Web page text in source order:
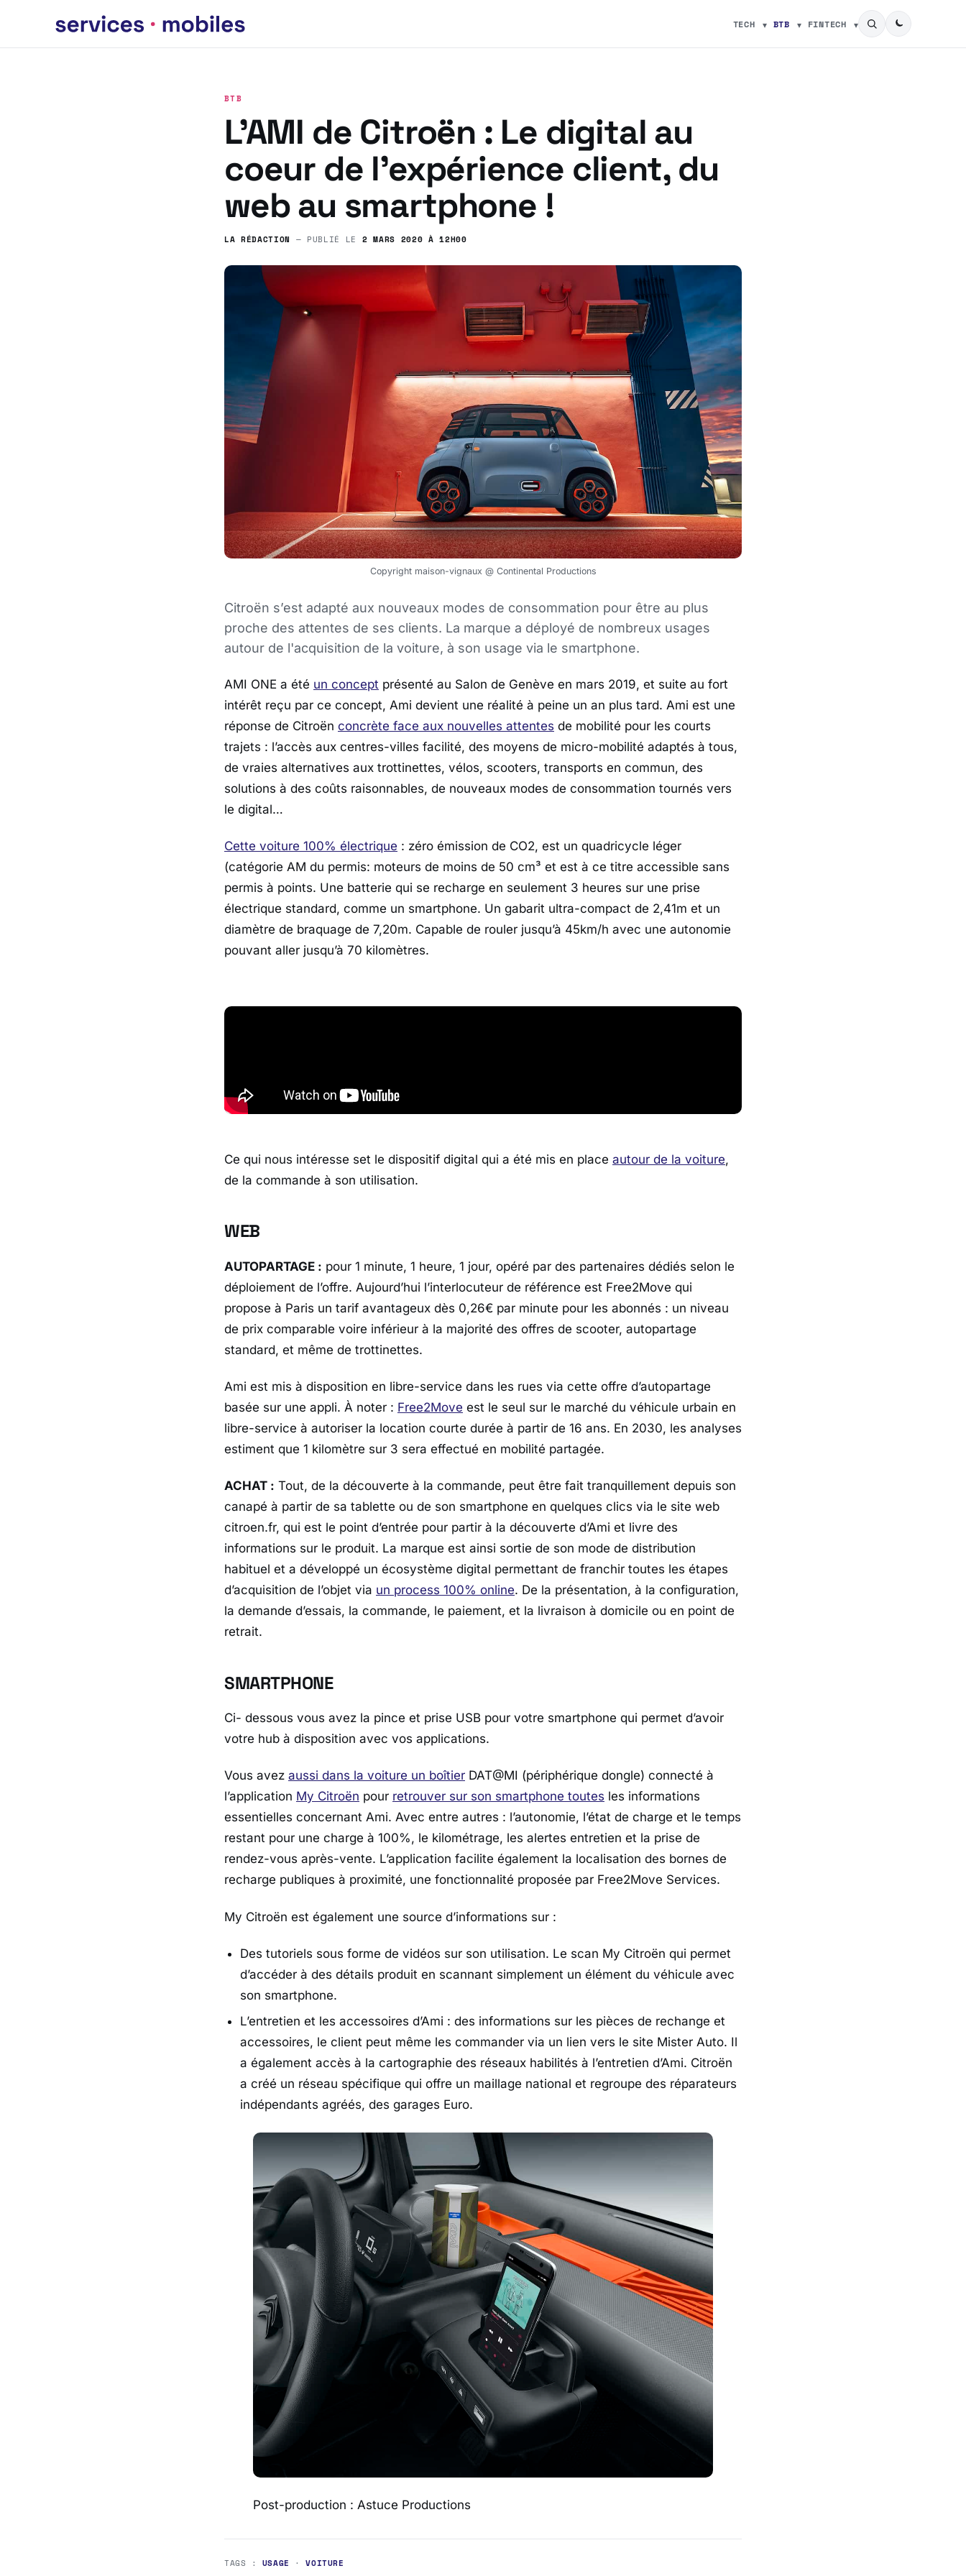
TECH BTB FINTECH
BTB
L’AMI de Citroën : Le digital au
coeur de l’expérience client, du
web au smartphone !
LA RÉDACTION — PUBLIÉ LE 2 MARS 2020 À 12H00
Copyright maison-vignaux @ Continental Productions
Citroën s’est adapté aux nouveaux modes de consommation pour être au plus
proche des attentes de ses clients. La marque a déployé de nombreux usages
autour de l'acquisition de la voiture, à son usage via le smartphone.
AMI ONE a été un concept présenté au Salon de Genève en mars 2019, et suite au fort
intérêt reçu par ce concept, Ami devient une réalité à peine un an plus tard. Ami est une
réponse de Citroën concrète face aux nouvelles attentes de mobilité pour les courts
trajets : l’accès aux centres-villes facilité, des moyens de micro-mobilité adaptés à tous,
de vraies alternatives aux trottinettes, vélos, scooters, transports en commun, des
solutions à des coûts raisonnables, de nouveaux modes de consommation tournés vers
le digital…
Cette voiture 100% électrique : zéro émission de CO2, est un quadricycle léger
(catégorie AM du permis: moteurs de moins de 50 cm³ et est à ce titre accessible sans
permis à points. Une batterie qui se recharge en seulement 3 heures sur une prise
électrique standard, comme un smartphone. Un gabarit ultra-compact de 2,41m et un
diamètre de braquage de 7,20m. Capable de rouler jusqu’à 45km/h avec une autonomie
pouvant aller jusqu’à 70 kilomètres.
Ce qui nous intéresse set le dispositif digital qui a été mis en place autour de la voiture,
de la commande à son utilisation.
WEB
AUTOPARTAGE : pour 1 minute, 1 heure, 1 jour, opéré par des partenaires dédiés selon le
déploiement de l’offre. Aujourd’hui l’interlocuteur de référence est Free2Move qui
propose à Paris un tarif avantageux dès 0,26€ par minute pour les abonnés : un niveau
de prix comparable voire inférieur à la majorité des offres de scooter, autopartage
standard, et même de trottinettes.
Ami est mis à disposition en libre-service dans les rues via cette offre d’autopartage
basée sur une appli. À noter : Free2Move est le seul sur le marché du véhicule urbain en
libre-service à autoriser la location courte durée à partir de 16 ans. En 2030, les analyses
estiment que 1 kilomètre sur 3 sera effectué en mobilité partagée.
ACHAT : Tout, de la découverte à la commande, peut être fait tranquillement depuis son
canapé à partir de sa tablette ou de son smartphone en quelques clics via le site web
citroen.fr, qui est le point d’entrée pour partir à la découverte d’Ami et livre des
informations sur le produit. La marque est ainsi sortie de son mode de distribution
habituel et a développé un écosystème digital permettant de franchir toutes les étapes
d’acquisition de l’objet via un process 100% online. De la présentation, à la configuration,
la demande d’essais, la commande, le paiement, et la livraison à domicile ou en point de
retrait.
SMARTPHONE
Ci- dessous vous avez la pince et prise USB pour votre smartphone qui permet d’avoir
votre hub à disposition avec vos applications.
Vous avez aussi dans la voiture un boîtier DAT@MI (périphérique dongle) connecté à
l’application My Citroën pour retrouver sur son smartphone toutes les informations
essentielles concernant Ami. Avec entre autres : l’autonomie, l’état de charge et le temps
restant pour une charge à 100%, le kilométrage, les alertes entretien et la prise de
rendez-vous après-vente. L’application facilite également la localisation des bornes de
recharge publiques à proximité, une fonctionnalité proposée par Free2Move Services.
My Citroën est également une source d’informations sur :
Des tutoriels sous forme de vidéos sur son utilisation. Le scan My Citroën qui permet
d’accéder à des détails produit en scannant simplement un élément du véhicule avec
son smartphone.
L’entretien et les accessoires d’Ami : des informations sur les pièces de rechange et
accessoires, le client peut même les commander via un lien vers le site Mister Auto. Il
a également accès à la cartographie des réseaux habilités à l’entretien d’Ami. Citroën
a créé un réseau spécifique qui offre un maillage national et regroupe des réparateurs
indépendants agréés, des garages Euro.
Post-production : Astuce Productions
TAGS : USAGE ·VOITURE